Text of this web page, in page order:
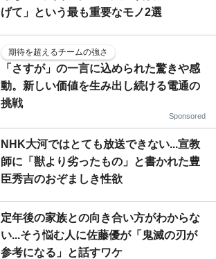
げて」という最も重要なモノ2選
期待を超えるチームの強さ
「さすが」の一言に込められた驚きや感
動。新しい価値を生み出し続ける電通の
挑戦
Sponsored
NHK大河ではとても放送できない...宣教
師に「獣より劣ったもの」と書かれた豊
臣秀吉のおぞましき性欲
定年後の家族との向き合い方がわからな
い...そう悩む人に佐藤優が「鬼滅の刃が
参考になる」と話すワケ